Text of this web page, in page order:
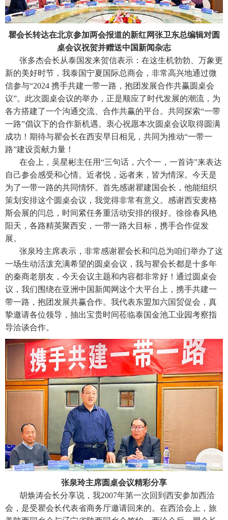
瞿会长转达在北京参加两会报道的新红网张卫东总编辑对圆
桌会议祝贺并赠送中国新闻杂志
张多杰会长从泰国发来贺信表示：在这生机勃勃、万象更
新的美好时节，我泰国宁夏国际总商会，非常高兴地通过微
信参与“2024 携手共建一带一路，抱团发展合作共赢圆桌会
议”。此次圆桌会议的举办，正是顺应了时代发展的潮流，为
各方搭建了一个沟通交流、合作共赢的平台。共同探索“一带
一路”倡议下的合作新机遇。衷心祝愿本次圆桌会议取得圆满
成功！期待与瞿会长在西安早日相见，共同为推动“一带一
路”建设贡献力量！
在会上，吴星彬主任用“三句话，六个一，一首诗”来表达
自己参会感受和心情。近者悦，远者来，皆为情深。今天是
为了一带一路的共同情怀。首先感谢瞿建国会长，他能组织
策划安排这个圆桌会议，我觉得非常有意义。感谢西安麦格
斯会展的闫总，时间紧任务重活动安排的很好。徐徐春风艳
阳天，各路精英聚西安，一带一路大目标，携手合作促发
展。
张泉玲主席表示，非常感谢瞿会长和闫总为咱们举办了这
一场生动活泼充满希望的圆桌会议，我与瞿会长都是十多年
的秦商老朋友，今天会议主题和内容都非常好！通过圆桌会
议，我们围绕在亚洲中国新闻网这个大平台上，携手共建一
带一路，抱团发展共赢合作。我代表东盟加六国贸促会，真
挚邀请各位领导，抽出宝贵时间莅临泰国金池工业园考察指
导洽谈合作。
张泉玲主席圆桌会议精彩分享
胡焕涛会长分享说，我2007年第一次回到西安参加西洽
会，是受瞿会长代表省商务厅邀请回来的。在西洽会上，旅